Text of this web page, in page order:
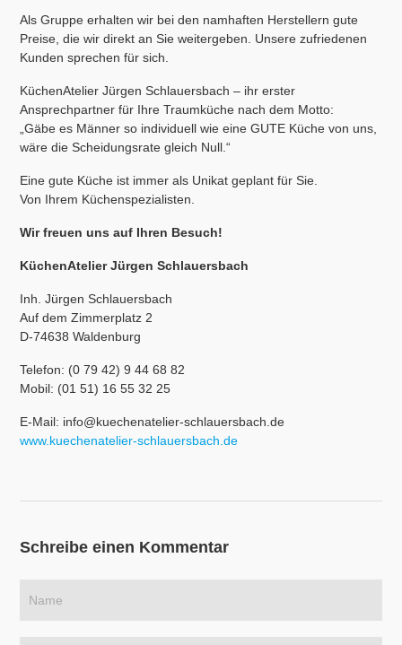
Als Gruppe erhalten wir bei den namhaften Herstellern gute
Preise, die wir direkt an Sie weitergeben. Unsere zufriedenen
Kunden sprechen für sich.
KüchenAtelier Jürgen Schlauersbach – ihr erster
Ansprechpartner für Ihre Traumküche nach dem Motto:
„Gäbe es Männer so individuell wie eine GUTE Küche von uns,
wäre die Scheidungsrate gleich Null.“
Eine gute Küche ist immer als Unikat geplant für Sie.
Von Ihrem Küchenspezialisten.
Wir freuen uns auf Ihren Besuch!
KüchenAtelier Jürgen Schlauersbach
Inh. Jürgen Schlauersbach
Auf dem Zimmerplatz 2
D-74638 Waldenburg
Telefon: (0 79 42) 9 44 68 82
Mobil: (01 51) 16 55 32 25
E-Mail: info@kuechenatelier-schlauersbach.de
www.kuechenatelier-schlauersbach.de
Schreibe einen Kommentar